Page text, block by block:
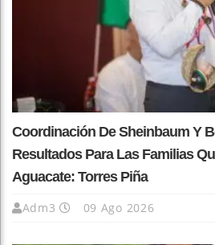
Coordinación De Sheinbaum Y
Resultados Para Las Familias
Aguacate: Torres Piña
Adm3 09 Ago 2026